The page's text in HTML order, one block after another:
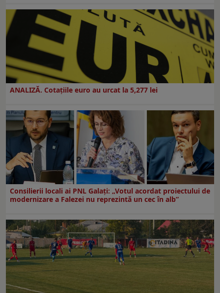
ANALIZĂ. Cotațiile euro au urcat la 5,277 lei
Consilierii locali ai PNL Galaţi: „Votul acordat proiectului de
modernizare a Falezei nu reprezintă un cec în alb”